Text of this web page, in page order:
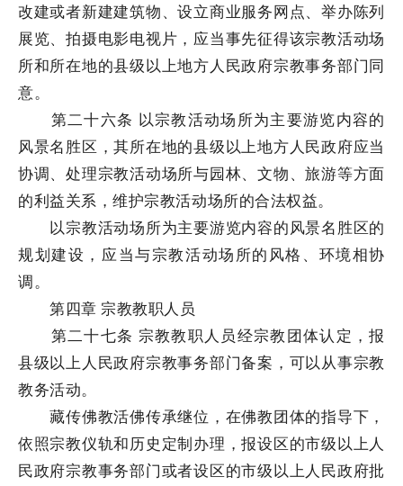
改建或者新建建筑物、设立商业服务网点、举办陈列
展览、拍摄电影电视片，应当事先征得该宗教活动场
所和所在地的县级以上地方人民政府宗教事务部门同
意。
第二十六条 以宗教活动场所为主要游览内容的
风景名胜区，其所在地的县级以上地方人民政府应当
协调、处理宗教活动场所与园林、文物、旅游等方面
的利益关系，维护宗教活动场所的合法权益。
以宗教活动场所为主要游览内容的风景名胜区的
规划建设，应当与宗教活动场所的风格、环境相协
调。
第四章 宗教教职人员
第二十七条 宗教教职人员经宗教团体认定，报
县级以上人民政府宗教事务部门备案，可以从事宗教
教务活动。
藏传佛教活佛传承继位，在佛教团体的指导下，
依照宗教仪轨和历史定制办理，报设区的市级以上人
民政府宗教事务部门或者设区的市级以上人民政府批